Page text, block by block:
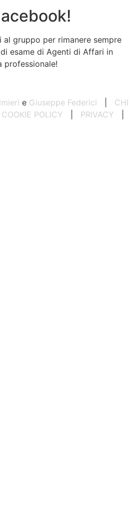
gruppo per rimanere sempre
esame di Agenti di Affari in
professionale!
e Giuseppe Federici
CHI
COOKIE POLICY PRIVACY